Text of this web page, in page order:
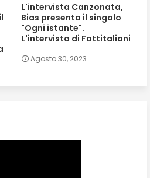
L'intervista Canzonata,
Bias presenta il singolo
"Ogni istante".
L'intervista di Fattitaliani
Agosto 30, 2023